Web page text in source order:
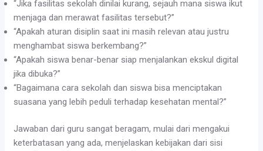
“Jika fasilitas sekolah dinilai kurang, sejauh mana siswa ikut
menjaga dan merawat fasilitas tersebut?”
“Apakah aturan disiplin saat ini masih relevan atau justru
menghambat siswa berkembang?”
“Apakah siswa benar-benar siap menjalankan ekskul digital
jika dibuka?”
“Bagaimana cara sekolah dan siswa bisa menciptakan
suasana yang lebih peduli terhadap kesehatan mental?”
Jawaban dari guru sangat beragam, mulai dari mengakui
keterbatasan yang ada, menjelaskan kebijakan dari sisi